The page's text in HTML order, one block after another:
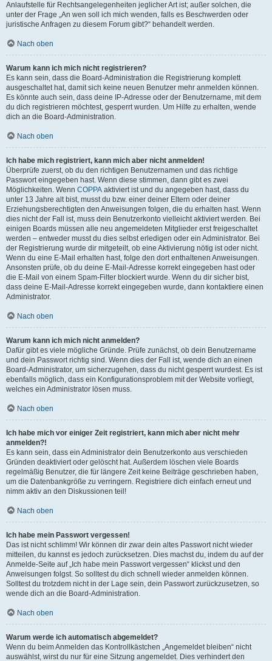
Anlaufstelle für Rechtsangelegenheiten jeglicher Art ist; außer solchen, die
unter der Frage „An wen soll ich mich wenden, falls es Beschwerden oder
juristische Anfragen zu diesem Forum gibt?“ behandelt werden.
Nach oben
Warum kann ich mich nicht registrieren?
Es kann sein, dass die Board-Administration die Registrierung komplett
ausgeschaltet hat, damit sich keine neuen Benutzer mehr anmelden können.
Es könnte auch sein, dass deine IP-Adresse oder der Benutzername, mit dem
du dich registrieren möchtest, gesperrt wurden. Um Hilfe zu erhalten, wende
dich an die Board-Administration.
Nach oben
Ich habe mich registriert, kann mich aber nicht anmelden!
Überprüfe zuerst, ob du den richtigen Benutzernamen und das richtige
Passwort eingegeben hast. Wenn diese stimmen, dann gibt es zwei
Möglichkeiten. Wenn COPPA aktiviert ist und du angegeben hast, dass du
unter 13 Jahre alt bist, musst du bzw. einer deiner Eltern oder deiner
Erziehungsberechtigten den Anweisungen folgen, die du erhalten hast. Wenn
dies nicht der Fall ist, muss dein Benutzerkonto vielleicht aktiviert werden. Bei
einigen Boards müssen alle neu angemeldeten Mitglieder erst freigeschaltet
werden – entweder musst du dies selbst erledigen oder ein Administrator. Bei
der Registrierung wurde dir mitgeteilt, ob eine Aktivierung nötig ist oder nicht.
Wenn du eine E-Mail erhalten hast, folge den dort enthaltenen Anweisungen.
Ansonsten prüfe, ob du deine E-Mail-Adresse korrekt eingegeben hast oder
die E-Mail von einem Spam-Filter blockiert wurde. Wenn du dir sicher bist,
dass deine E-Mail-Adresse korrekt eingegeben wurde, dann kontaktiere einen
Administrator.
Nach oben
Warum kann ich mich nicht anmelden?
Dafür gibt es viele mögliche Gründe. Prüfe zunächst, ob dein Benutzername
und dein Passwort richtig sind. Wenn dies der Fall ist, wende dich an einen
Board-Administrator, um sicherzugehen, dass du nicht gesperrt wurdest. Es ist
ebenfalls möglich, dass ein Konfigurationsproblem mit der Website vorliegt,
welches ein Administrator lösen muss.
Nach oben
Ich habe mich vor einiger Zeit registriert, kann mich aber nicht mehr
anmelden?!
Es kann sein, dass ein Administrator dein Benutzerkonto aus verschieden
Gründen deaktiviert oder gelöscht hat. Außerdem löschen viele Boards
regelmäßig Benutzer, die für längere Zeit keine Beiträge geschrieben haben,
um die Datenbankgröße zu verringern. Registriere dich einfach erneut und
nimm aktiv an den Diskussionen teil!
Nach oben
Ich habe mein Passwort vergessen!
Das ist nicht schlimm! Wir können dir zwar dein altes Passwort nicht wieder
mitteilen, du kannst es jedoch zurücksetzen. Dies machst du, indem du auf der
Anmelde-Seite auf „Ich habe mein Passwort vergessen“ klickst und den
Anweisungen folgst. So solltest du dich schnell wieder anmelden können.
Solltest du trotzdem nicht in der Lage sein, dein Passwort zurückzusetzen, so
wende dich an die Board-Administration.
Nach oben
Warum werde ich automatisch abgemeldet?
Wenn du beim Anmelden das Kontrollkästchen „Angemeldet bleiben“ nicht
auswählst, wirst du nur für eine Sitzung angemeldet. Dies verhindert den